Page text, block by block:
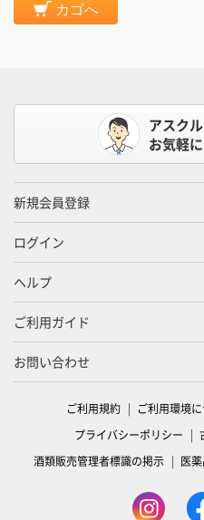
カゴへ
アスク
お気軽
新規会員登録
ログイン
ヘルプ
ご利用ガイド
お問い合わせ
ご利用規約 ご利用環境
プライバシーポリシー
酒類販売管理者標識の掲示
医